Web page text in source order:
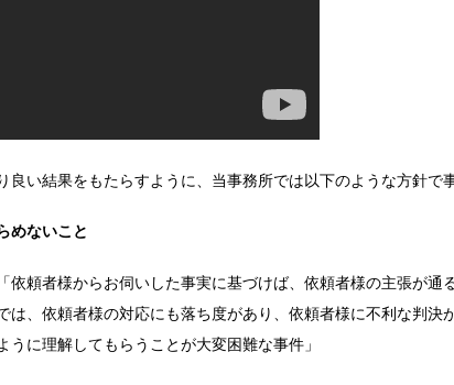
い結果をもたらすように、当事務所では以下のような方針で
めないこと
依頼者様からお伺いした事実に基づけば、依頼者様の主張が
は、依頼者様の対応にも落ち度があり、依頼者様に不利な判
に理解してもらうことが大変困難な事件」